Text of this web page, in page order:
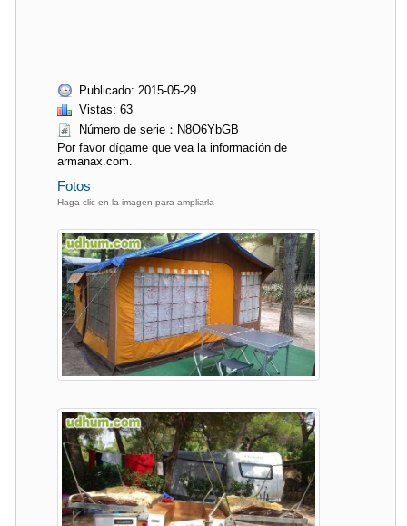
Publicado: 2015-05-29
Vistas: 63
Número de serie：N8O6YbGB
Por favor dígame que vea la información de
armanax.com.
Fotos
Haga clic en la imagen para ampliarla